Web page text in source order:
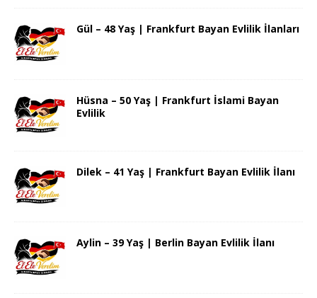
Gül – 48 Yaş | Frankfurt Bayan Evlilik İlanları
Hüsna – 50 Yaş | Frankfurt İslami Bayan
Evlilik
Dilek – 41 Yaş | Frankfurt Bayan Evlilik İlanı
Aylin – 39 Yaş | Berlin Bayan Evlilik İlanı